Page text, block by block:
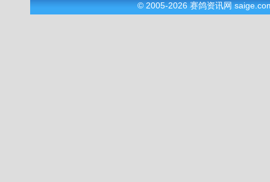
© 2005-2026 赛鸽资讯网